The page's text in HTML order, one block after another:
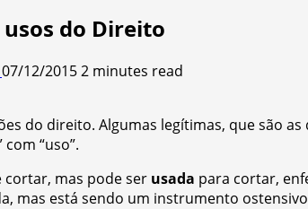
usos do Direito
07/12/20152 minutes read
do direito. Algumas legítimas, que são
“uso”.
cortar, mas pode ser usada para cortar,
mas está sendo um instrumento